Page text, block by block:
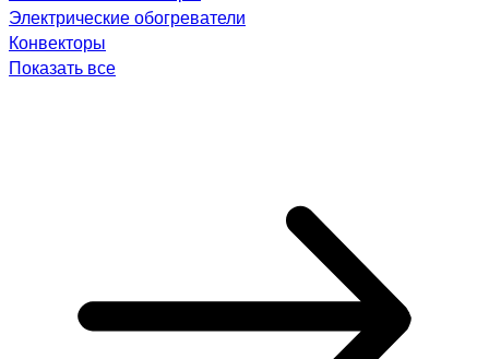
Электрические обогреватели
Конвекторы
Показать все